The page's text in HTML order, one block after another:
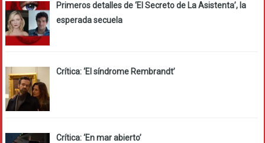
Primeros detalles de ‘El Secreto de La Asistenta’, la
esperada secuela
Crítica: ‘El síndrome Rembrandt’
Crítica: ‘En mar abierto’